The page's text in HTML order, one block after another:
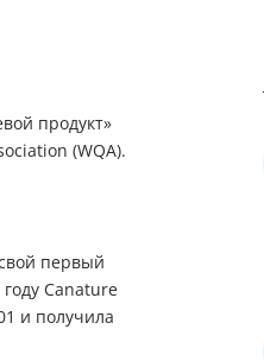
продукт»
(WQA).
первый
Canature
и получила